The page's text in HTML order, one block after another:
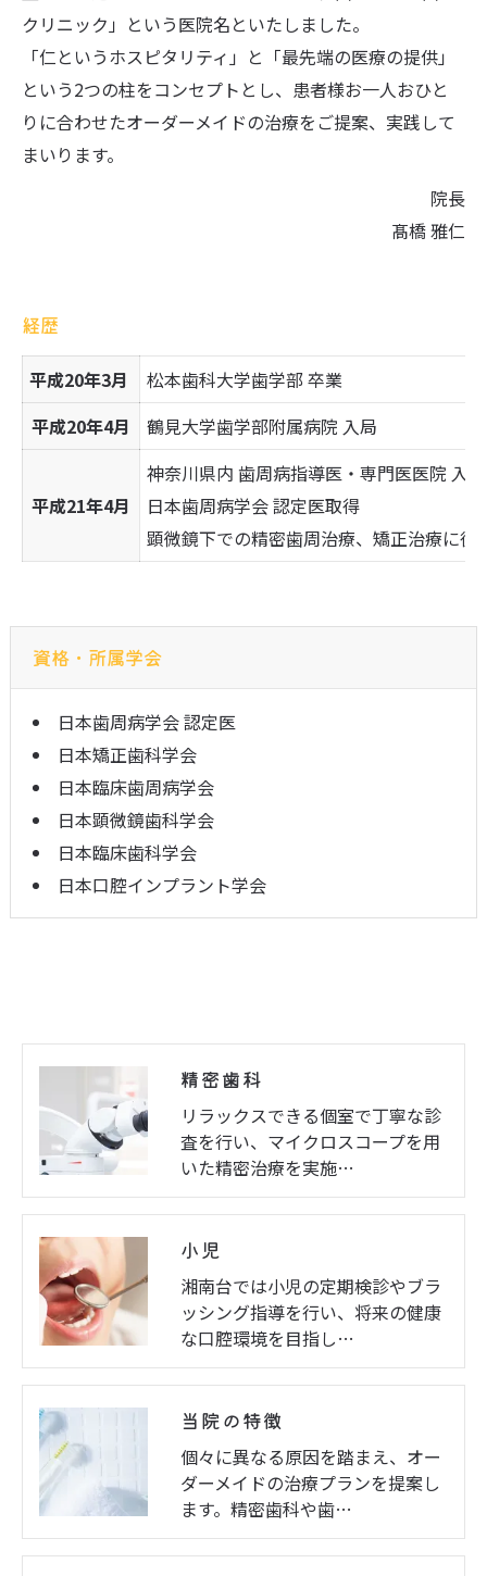
クリニック」という医院名といたしました。
「仁というホスピタリティ」と「最先端の医療の提供」
という2つの柱をコンセプトとし、患者様お一人おひと
りに合わせたオーダーメイドの治療をご提案、実践して
まいります。
院長
髙橋 雅仁
経歴
平成20年3月
松本歯科大学歯学部 卒業
平成20年4月
鶴見大学歯学部附属病院 入局
平成21年4月
神奈川県内 歯周病指導医・専門医医院 入局
日本歯周病学会 認定医取得
顕微鏡下での精密歯周治療、矯正治療に従
資格・所属学会
日本歯周病学会 認定医
日本矯正歯科学会
日本臨床歯周病学会
日本顕微鏡歯科学会
日本臨床歯科学会
日本口腔インプラント学会
精密歯科
リラックスできる個室で丁寧な診
査を行い、マイクロスコープを用
いた精密治療を実施…
小児
湘南台では小児の定期検診やブラ
ッシング指導を行い、将来の健康
な口腔環境を目指し…
当院の特徴
個々に異なる原因を踏まえ、オー
ダーメイドの治療プランを提案し
ます。精密歯科や歯…